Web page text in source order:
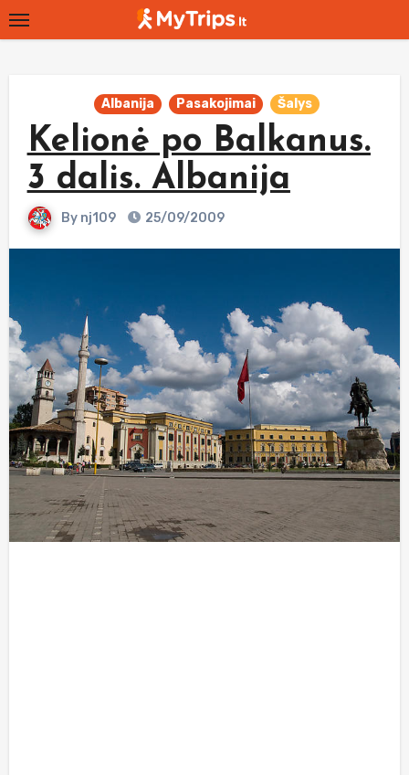
Skip
to
Albanija Pasakojimai Šalys
Kelionė po Balkanus.
3 dalis. Albanija
By nj109 25/09/2009